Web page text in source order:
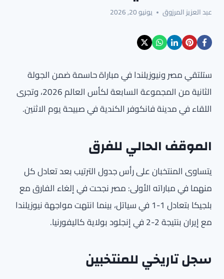
عبد العزيز المرزوق يونيو 20, 2026
ستلتقي مصر ونيوزيلندا في مباراة حاسمة ضمن الجولة
الثانية من المجموعة السابعة لكأس العالم 2026، وتجرى
اللقاء في مدينة فانكوفر الكندية في صبيحة يوم الاثنين.
الموقف الحالي للفرق
يتساوى المنتخبان على رأس جدول الترتيب بعد تعادل كل
منهما في مباراته الأولى: مصر نجحت في إلغاء الفارق مع
بلجيكا بتعادل 1-1 في سياتل، بينما انتهت مواجهة نيوزيلندا
مع إيران بنتيجة 2-2 في إنجلود بولاية كاليفورنيا.
سجل تاريخي للمنتخبين